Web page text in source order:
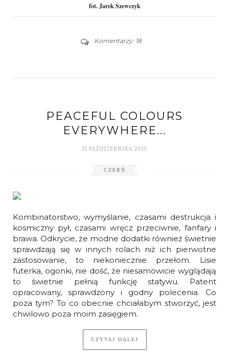
fot. Jarek Szewczyk
Komentarzy: 18
PEACEFUL COLOURS
EVERYWHERE...
31 PAŹDZIERNIKA 2010
CZERŃ
Kombinatorstwo, wymyślanie, czasami destrukcja i
kosmiczny pył, czasami wręcz przeciwnie, fanfary i
brawa. Odkrycie, że modne dodatki również świetnie
sprawdzają się w innych rolach niż ich pierwotne
zastosowanie, to niekoniecznie przełom. Lisie
futerka, ogonki, nie dość, że niesamowicie wyglądają
to świetnie pełnią funkcję statywu. Patent
opracowany, sprawdzony i godny polecenia. Co
poza tym? To co obecnie chciałabym stworzyć, jest
chwilowo poza moim zasięgiem.
CZYTAJ DALEJ